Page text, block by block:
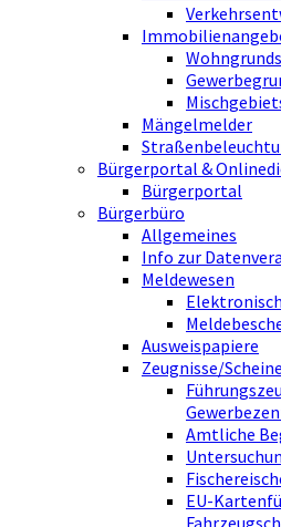
Mängelmelder
Bürgerportal &
Bürgerportal
Bürgerbüro
Allgemeines
Info zur
Meldewesen
Ausweispapiere
Zeugnisse/Scheine
Amtliche
EU-